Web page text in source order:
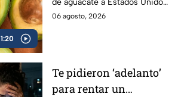
1:20
Unidos
de aguacate a Estados Unidos,
se han acumulado más de 300
06 agosto, 2026
Te pidieron ‘adelanto’
para rentar un